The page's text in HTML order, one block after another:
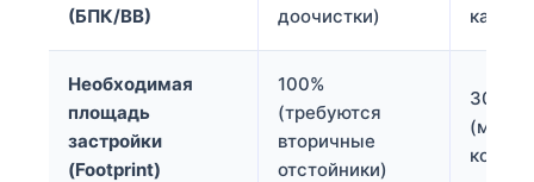
(БПК/ВВ)
доочистки)
Необходимая
площадь
застройки
(Footprint)
100%
(требуются
вторичные
отстойники)
30% –